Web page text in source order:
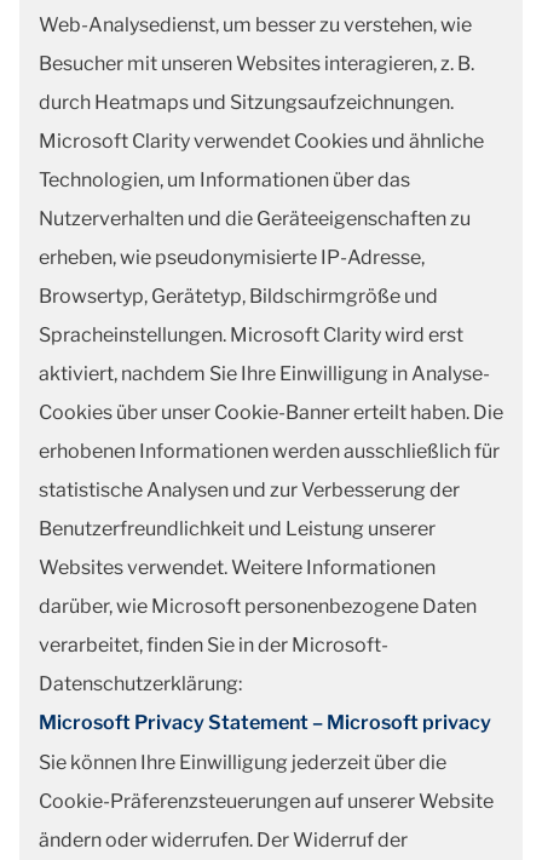
Web-Analysedienst, um besser zu verstehen, wie
Besucher mit unseren Websites interagieren, z. B.
durch Heatmaps und Sitzungsaufzeichnungen.
Microsoft Clarity verwendet Cookies und ähnliche
Technologien, um Informationen über das
Nutzerverhalten und die Geräteeigenschaften zu
erheben, wie pseudonymisierte IP-Adresse,
Browsertyp, Gerätetyp, Bildschirmgröße und
Spracheinstellungen. Microsoft Clarity wird erst
aktiviert, nachdem Sie Ihre Einwilligung in Analyse-
Cookies über unser Cookie-Banner erteilt haben. Die
erhobenen Informationen werden ausschließlich für
statistische Analysen und zur Verbesserung der
Benutzerfreundlichkeit und Leistung unserer
Websites verwendet. Weitere Informationen
darüber, wie Microsoft personenbezogene Daten
verarbeitet, finden Sie in der Microsoft-
Datenschutzerklärung:
Microsoft Privacy Statement – Microsoft privacy
Sie können Ihre Einwilligung jederzeit über die
Cookie-Präferenzsteuerungen auf unserer Website
ändern oder widerrufen. Der Widerruf der